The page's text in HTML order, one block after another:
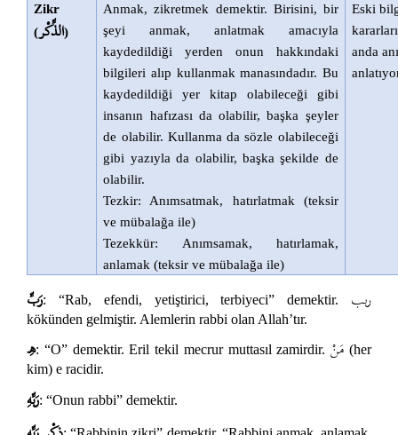
Zikr
(الذِّكْر)
Anmak, zikretmek demektir. Birisini, bir
şeyi anmak, anlatmak amacıyla
kaydedildiği yerden onun hakkındaki
bilgileri alıp kullanmak manasındadır. Bu
kaydedildiği yer kitap olabileceği gibi
insanın hafızası da olabilir, başka şeyler
de olabilir. Kullanma da sözle olabileceği
gibi yazıyla da olabilir, başka şekilde de
olabilir.
Tezkir: Anımsatmak, hatırlatmak (teksir
ve mübalağa ile)
Tezekkür: Anımsamak, hatırlamak,
anlamak (teksir ve mübalağa ile)
Eski
anda
رَبِّ: “Rab, efendi, yetiştirici, terbiyeci” demektir. ربب
kökünden gelmiştir. Alemlerin rabbi olan Allah’tır.
هِ: “O” demektir. Eril tekil mecrur muttasıl zamirdir. مَنْ (her
kim) e racidir.
رَبِّهِ: “Onun rabbi” demektir.